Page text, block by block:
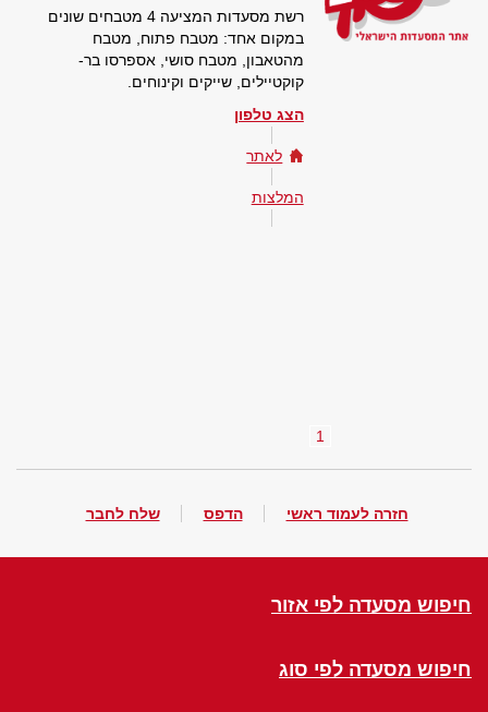
רשת מסעדות המציעה 4 מטבחים שונים
במקום אחד: מטבח פתוח, מטבח
מהטאבון, מטבח סושי, אספרסו בר-
קוקטיילים, שייקים וקינוחים.
הצג טלפון
לאתר
המלצות
1
חזרה לעמוד ראשי הדפס שלח לחבר
חיפוש מסעדה לפי אזור
חיפוש מסעדה לפי סוג